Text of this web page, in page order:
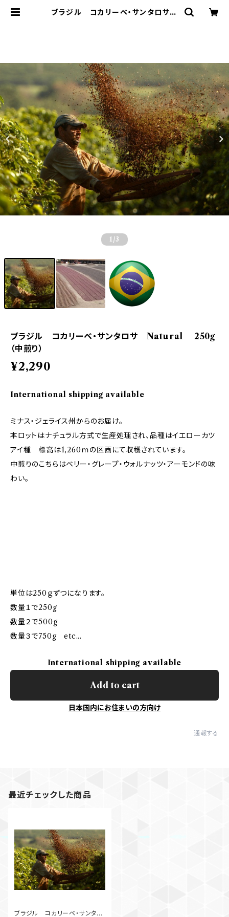
ブラジル コカリーベ・サンタロサ
1 /3
ブラジル コカリーベ・サンタロサ Natural 250g
（中煎り）
¥2,290
International shipping available
ミナス・ジェライス州からのお届け。
本ロットはナチュラル方式で生産処理され、品種はイエローカツ
アイ種 標高は1,260ｍの区画にて収穫されています。
中煎りのこちらはベリー・グレープ・ウォルナッツ・アーモンドの味
わい。
単位は250ｇずつになります。
数量１で250g
数量２で500g
数量３で750g etc...
International shipping available
Add to cart
日本国内にお住まいの方向け
通報する
最近チェックした商品
ブラジル コカリーベ・サンタロ